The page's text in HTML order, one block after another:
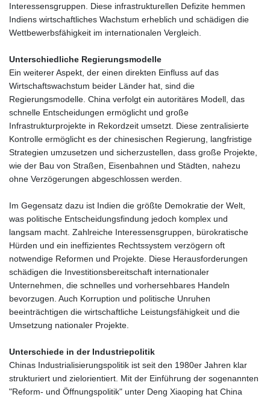
Interessensgruppen. Diese infrastrukturellen Defizite hemmen
Indiens wirtschaftliches Wachstum erheblich und schädigen die
Wettbewerbsfähigkeit im internationalen Vergleich.
Unterschiedliche Regierungsmodelle
Ein weiterer Aspekt, der einen direkten Einfluss auf das
Wirtschaftswachstum beider Länder hat, sind die
Regierungsmodelle. China verfolgt ein autoritäres Modell, das
schnelle Entscheidungen ermöglicht und große
Infrastrukturprojekte in Rekordzeit umsetzt. Diese zentralisierte
Kontrolle ermöglicht es der chinesischen Regierung, langfristige
Strategien umzusetzen und sicherzustellen, dass große Projekte,
wie der Bau von Straßen, Eisenbahnen und Städten, nahezu
ohne Verzögerungen abgeschlossen werden.
Im Gegensatz dazu ist Indien die größte Demokratie der Welt,
was politische Entscheidungsfindung jedoch komplex und
langsam macht. Zahlreiche Interessensgruppen, bürokratische
Hürden und ein ineffizientes Rechtssystem verzögern oft
notwendige Reformen und Projekte. Diese Herausforderungen
schädigen die Investitionsbereitschaft internationaler
Unternehmen, die schnelles und vorhersehbares Handeln
bevorzugen. Auch Korruption und politische Unruhen
beeinträchtigen die wirtschaftliche Leistungsfähigkeit und die
Umsetzung nationaler Projekte.
Unterschiede in der Industriepolitik
Chinas Industrialisierungspolitik ist seit den 1980er Jahren klar
strukturiert und zielorientiert. Mit der Einführung der sogenannten
"Reform- und Öffnungspolitik" unter Deng Xiaoping hat China